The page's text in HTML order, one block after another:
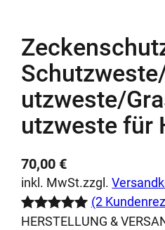
utzweste/
utzweste für
70,00€
inkl. MwSt.zzgl.
Bewertet
2
(2
HERSTELLUNG &